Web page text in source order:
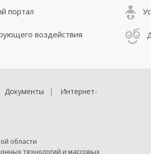
портал
воздействия
Документы
Интернет-
области
технологий и массовых